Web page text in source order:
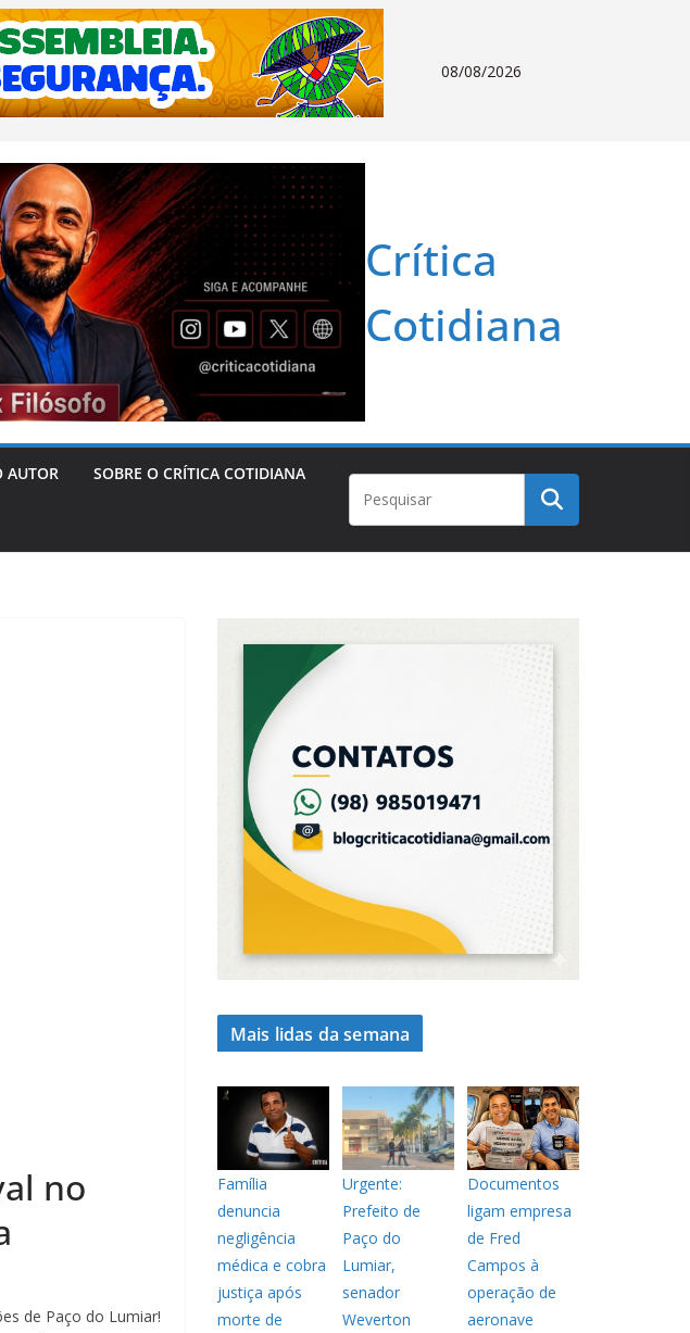
08/08/2026
Crítica
Cotidiana
AUTOR SOBRE O CRÍTICA COTIDIANA
no
de Paço do Lumiar!
Mais lidas da semana
Família
denuncia
negligência
médica e cobra
justiça após
morte de
Urgente:
Prefeito de
Paço do
Lumiar,
senador
Weverton
Documentos
ligam empresa
de Fred
Campos à
operação de
aeronave